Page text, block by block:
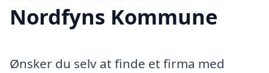
Nordfyns Kommune
Ønsker du selv at finde et firma med